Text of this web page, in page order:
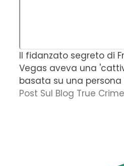
Il fidanzato segreto di
Vegas aveva una
basata su una persona
Post Sul Blog True